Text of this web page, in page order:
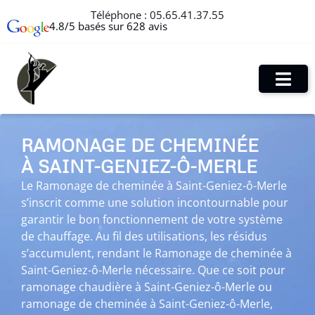
Téléphone : 05.65.41.37.55
4.8/5 basés sur 628 avis
RAMONAGE DE CHEMINÉE
À SAINT-GENIEZ-Ô-MERLE
Le Ramonage de cheminée à Saint-Geniez-ô-Merle
s’inscrit comme une solution incontournable pour
garantir le bon fonctionnement de votre système
de chauffage. Au fil des utilisations, les résidus
s’accumulent, rendant le Ramonage de cheminée à
Saint-Geniez-ô-Merle nécessaire. Que ce soit pour
ramonage chaudière à Saint-Geniez-ô-Merle ou
ramonage de cheminée à Saint-Geniez-ô-Merle,